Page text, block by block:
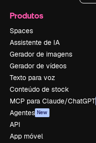
Produtos
Spaces
Assistente de IA
Gerador de imagens
Gerador de vídeos
Texto para voz
Conteúdo de stock
MCP para Claude/ChatGPT
Agentes New
API
App móvel